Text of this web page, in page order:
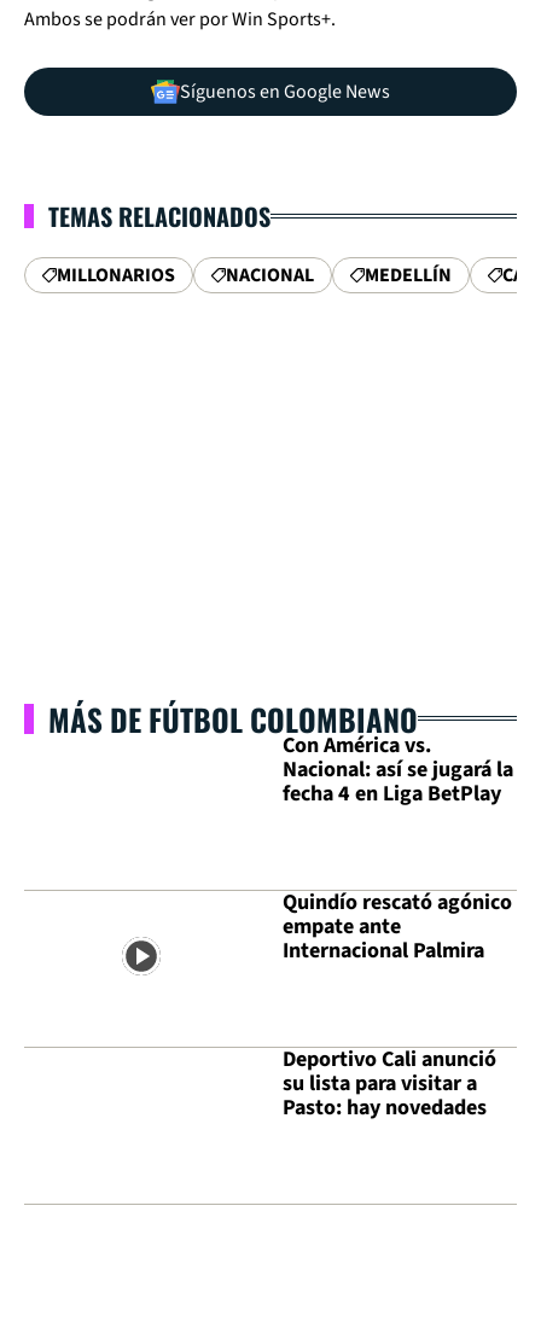
Ambos se podrán ver por Win Sports+.
Síguenos en Google News
TEMAS RELACIONADOS
MILLONARIOS NACIONAL MEDELLÍN CALI
MÁS DE FÚTBOL COLOMBIANO
Con América vs.
Nacional: así se jugará la
fecha 4 en Liga BetPlay
Quindío rescató agónico
empate ante
Internacional Palmira
Deportivo Cali anunció
su lista para visitar a
Pasto: hay novedades